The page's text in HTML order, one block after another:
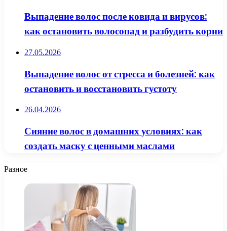
Выпадение волос после ковида и вирусов:
как остановить волосопад и разбудить корни
27.05.2026
Выпадение волос от стресса и болезней: как
остановить и восстановить густоту
26.04.2026
Сияние волос в домашних условиях: как
создать маску с ценными маслами
Разное